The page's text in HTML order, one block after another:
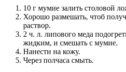
10 г мумие залить столовой
Хорошо размешать, чтоб
раствор.
2 ч. л. липового меда
жидким, и смешать с мумие.
Нанести на кожу.
Через полчаса смыть.